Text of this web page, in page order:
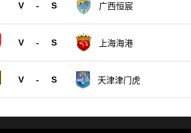
V - S 广西恒宸
V - S 上海海港
V - S 天津津门虎